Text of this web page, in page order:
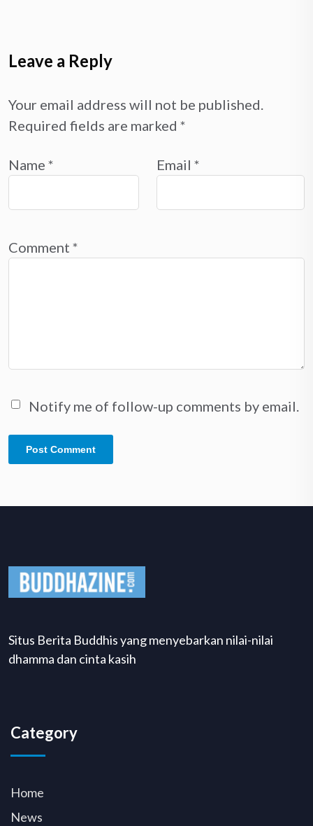
Leave a Reply
Your email address will not be published.
Required fields are marked *
Name * Email *
Comment *
Notify me of follow-up comments by email.
Situs Berita Buddhis yang menyebarkan nilai-nilai
dhamma dan cinta kasih
Category
Home
News